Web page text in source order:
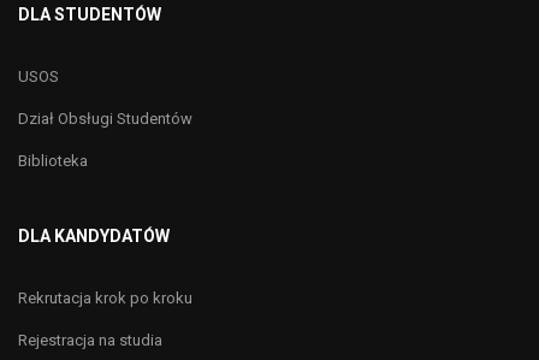
DLA STUDENTÓW
USOS
Dział Obsługi Studentów
Biblioteka
DLA KANDYDATÓW
Rekrutacja krok po kroku
Rejestracja na studia